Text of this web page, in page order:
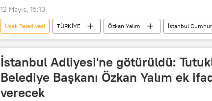
12 Mayıs, 15:13
Uşak Belediyesi TÜRKİYE Özkan Yalım
İstanbul
Gözaltı
Demirhan Gözaçan
İstanbul Adliyesi'ne götürüldü:
Belediye Başkanı Özkan Yalım ek
verecek